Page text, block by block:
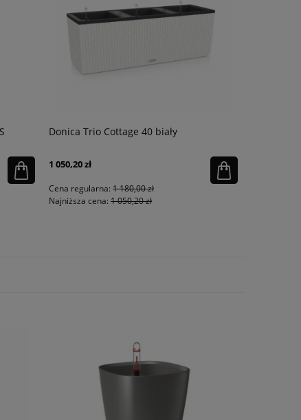
Donica Trio Cottage 40 biały
1 050,20 zł
Cena regularna: 1 180,00 zł
Najniższa cena: 1 050,20 zł